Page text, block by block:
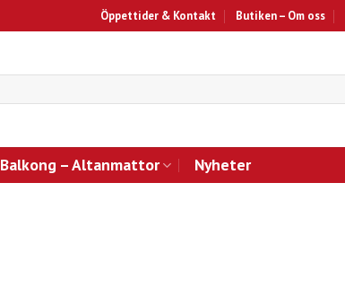
Öppettider & Kontakt Butiken – Om oss
Balkong – Altanmattor Nyheter